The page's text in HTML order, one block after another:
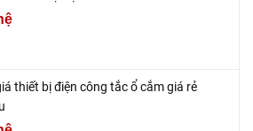
thiết bị điện công tắc ổ cắm giá rẻ